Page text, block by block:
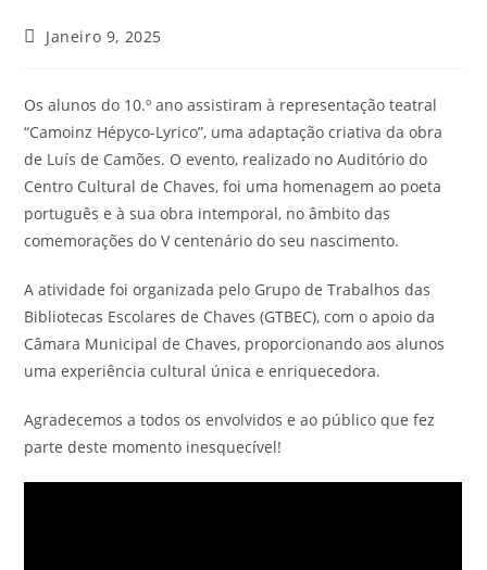
Janeiro 9, 2025
Os alunos do 10.º ano assistiram à representação teatral
“Camoinz Hépyco-Lyrico”, uma adaptação criativa da obra
de Luís de Camões. O evento, realizado no Auditório do
Centro Cultural de Chaves, foi uma homenagem ao poeta
português e à sua obra intemporal, no âmbito das
comemorações do V centenário do seu nascimento.
A atividade foi organizada pelo Grupo de Trabalhos das
Bibliotecas Escolares de Chaves (GTBEC),com o apoio da
Câmara Municipal de Chaves, proporcionando aos alunos
uma experiência cultural única e enriquecedora.
Agradecemos a todos os envolvidos e ao público que fez
parte deste momento inesquecível!